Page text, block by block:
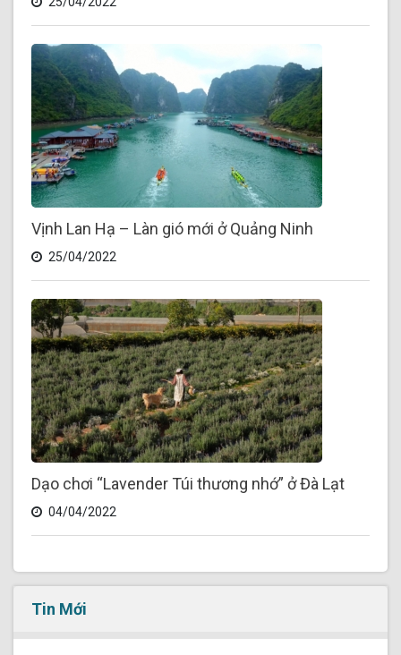
Vịnh Lan Hạ – Làn gió mới ở Quảng Ninh
25/04/2022
Dạo chơi “Lavender Túi thương nhớ” ở Đà Lạt
04/04/2022
Tin Mới